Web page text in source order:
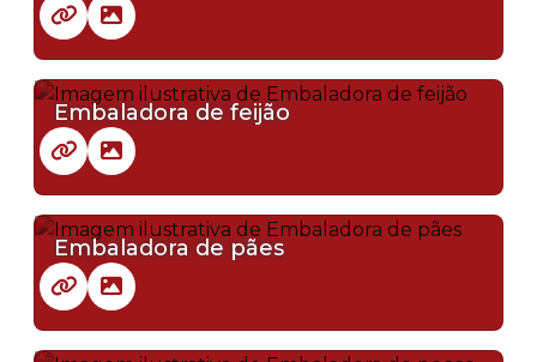
Embaladora de feijão
Embaladora de pães